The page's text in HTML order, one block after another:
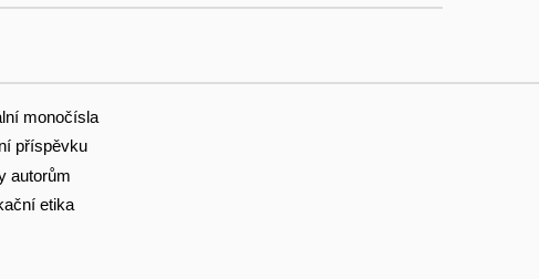
monočísla
příspěvku
autorům
etika